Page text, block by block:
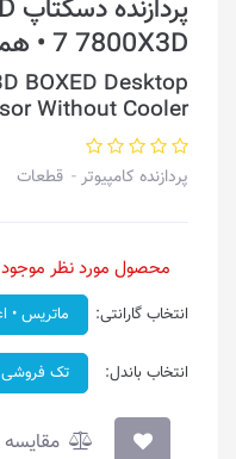
7 7800X3D • همراه با جعبه
BOXED Desktop
Without Cooler
پردازنده کامپیوتر قطعات
محصول مورد نظر
انتخاب گارانتی: ماتریس •
انتخاب باندل: تک فروشی
مقایسه